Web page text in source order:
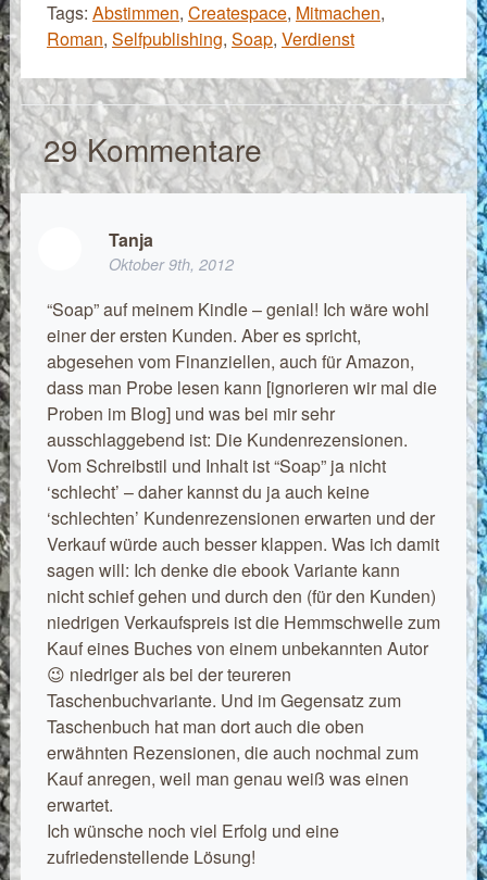
Tags: Abstimmen, Createspace, Mitmachen,
Roman, Selfpublishing, Soap, Verdienst
29Kommentare
Tanja
Oktober 9th, 2012
“Soap” auf meinem Kindle – genial! Ich wäre wohl
einer der ersten Kunden. Aber es spricht,
abgesehen vom Finanziellen, auch für Amazon,
dass man Probe lesen kann [ignorieren wir mal die
Proben im Blog] und was bei mir sehr
ausschlaggebend ist: Die Kundenrezensionen.
Vom Schreibstil und Inhalt ist “Soap” ja nicht
‘schlecht’ – daher kannst du ja auch keine
‘schlechten’ Kundenrezensionen erwarten und der
Verkauf würde auch besser klappen. Was ich damit
sagen will: Ich denke die ebook Variante kann
nicht schief gehen und durch den (für den Kunden)
niedrigen Verkaufspreis ist die Hemmschwelle zum
Kauf eines Buches von einem unbekannten Autor
😉 niedriger als bei der teureren
Taschenbuchvariante. Und im Gegensatz zum
Taschenbuch hat man dort auch die oben
erwähnten Rezensionen, die auch nochmal zum
Kauf anregen, weil man genau weiß was einen
erwartet.
Ich wünsche noch viel Erfolg und eine
zufriedenstellende Lösung!